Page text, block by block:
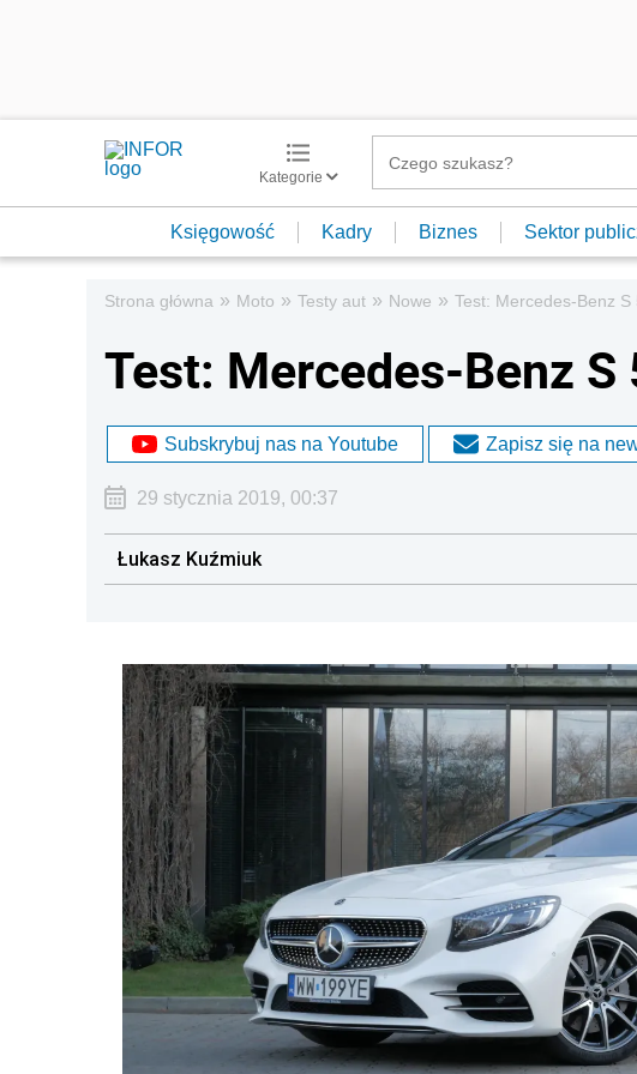
Kategorie
Księgowość Kadry Biznes Sektor
Strona główna » Moto » Testy aut » Nowe » Test: Mercedes-Benz
Test: Mercedes-Benz
Subskrybuj nas na Youtube Zapisz się na
29 stycznia 2019, 00:37
Łukasz Kuźmiuk